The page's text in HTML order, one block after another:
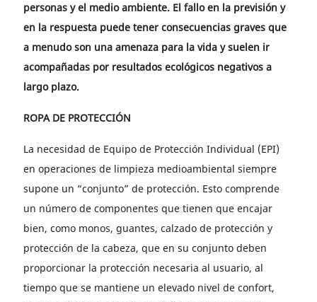
personas y el medio ambiente. El fallo en la previsión y
en la respuesta puede tener consecuencias graves que
a menudo son una amenaza para la vida y suelen ir
acompañadas por resultados ecológicos negativos a
largo plazo.
ROPA DE PROTECCIÓN
La necesidad de Equipo de Protección Individual (EPI)
en operaciones de limpieza medioambiental siempre
supone un “conjunto” de protección. Esto comprende
un número de componentes que tienen que encajar
bien, como monos, guantes, calzado de protección y
protección de la cabeza, que en su conjunto deben
proporcionar la protección necesaria al usuario, al
tiempo que se mantiene un elevado nivel de confort,